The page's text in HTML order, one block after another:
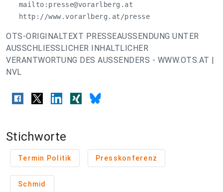
   mailto:
presse@vorarlberg.at
   http://www.vorarlberg.at/presse
OTS-ORIGINALTEXT PRESSEAUSSENDUNG UNTER
AUSSCHLIESSLICHER INHALTLICHER
VERANTWORTUNG DES AUSSENDERS - WWW.OTS.AT |
NVL
Stichworte
Termin Politik Presskonferenz
Schmid